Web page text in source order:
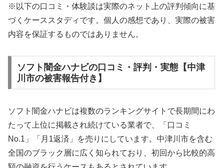
※以下の口コミ・体験談は実際のネット上の評判傾向に基
づくケーススタディです。個人の感想であり、実際の被害
内容を保証するものではありません。
ソフト闇金ハナビの口コミ・評判・実態【中津
川市の被害報告付き】
ソフト闇金ハナビは複数のランキングサイトで長期間にわ
たって上位に掲載され続けている業者で、「口コミ
No.1」「月1返済」を売りにしています。中津川市を含む
全国のブラック層に広く知られており、初回から比較的高